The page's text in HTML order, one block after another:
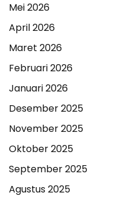
Mei 2026
April 2026
Maret 2026
Februari 2026
Januari 2026
Desember 2025
November 2025
Oktober 2025
September 2025
Agustus 2025